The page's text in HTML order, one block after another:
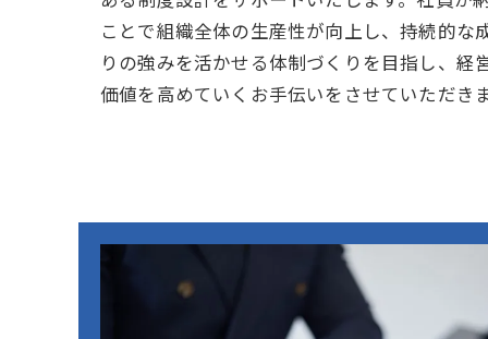
ことで組織全体の生産性が向上し、持続的な
りの強みを活かせる体制づくりを目指し、
価値を高めていくお手伝いをさせていただき